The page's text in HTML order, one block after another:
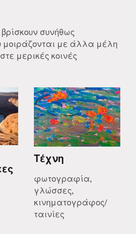
συνήθως
μοιράζονται με άλλα μέλη
μερικές κοινές
Τέχνη
φωτογραφία,
γλώσσες,
κινηματογράφος/
ταινίες